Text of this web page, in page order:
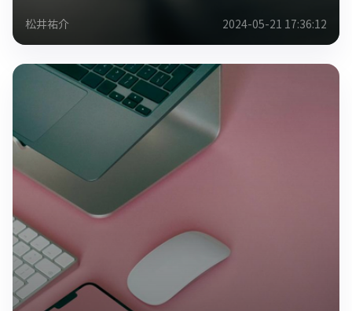
松井祐介 2024-05-21 17:36:12